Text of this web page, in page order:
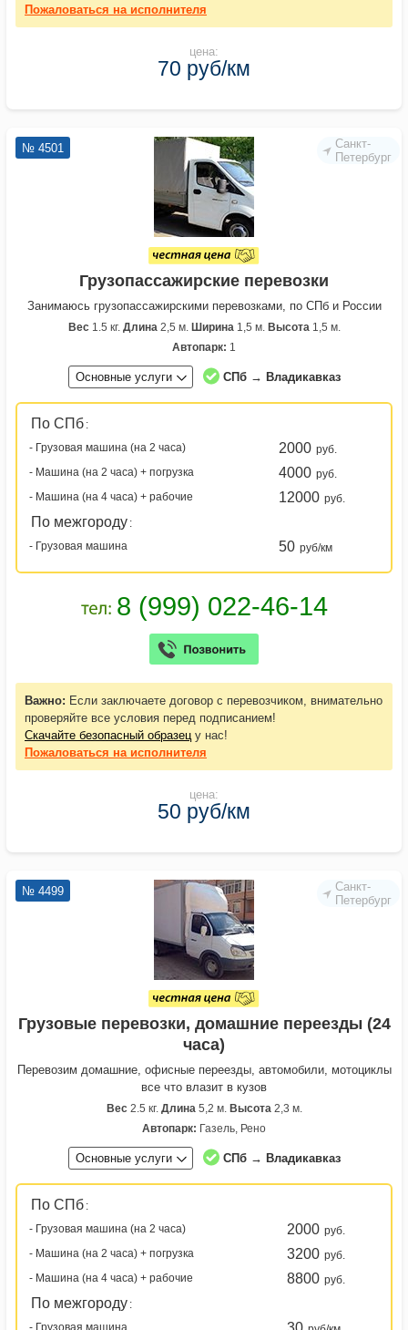
Пожаловаться на исполнителя
цена:
70 руб/км
Санкт-
Петербург
№ 4501
Грузопассажирские перевозки
Занимаюсь грузопассажирскими перевозками, по СПб и России
Вес1.5 кг. Длина2,5 м. Ширина1,5 м. Высота1,5 м.
Автопарк: 1
Основные услуги СПб → Владикавказ
По СПб :
- Грузовая машина (на 2 часа)
2000 руб.
- Машина (на 2 часа) + погрузка
4000 руб.
- Машина (на 4 часа) + рабочие
12000 руб.
По межгороду :
- Грузовая машина
50 руб/км
Важно: Если заключаете договор с перевозчиком, внимательно
проверяйте все условия перед подписанием!
Скачайте безопасный образецу нас!
Пожаловаться на исполнителя
цена:
50 руб/км
Санкт-
Петербург
№ 4499
Грузовые перевозки, домашние переезды (24
часа)
Перевозим домашние, офисные переезды, автомобили, мотоциклы
все что влазит в кузов
Вес2.5 кг. Длина5,2 м. Высота2,3 м.
Автопарк: Газель, Рено
Основные услуги СПб → Владикавказ
По СПб :
- Грузовая машина (на 2 часа)
2000 руб.
- Машина (на 2 часа) + погрузка
3200 руб.
- Машина (на 4 часа) + рабочие
8800 руб.
По межгороду :